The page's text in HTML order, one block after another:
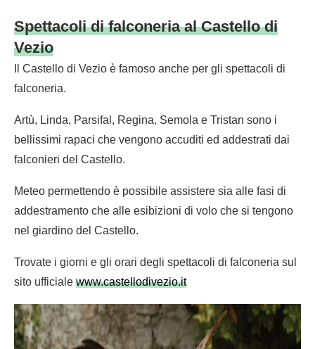
Spettacoli di falconeria al Castello di
Vezio
Il Castello di Vezio è famoso anche per gli spettacoli di
falconeria.
Artù, Linda, Parsifal, Regina, Semola e Tristan sono i
bellissimi rapaci che vengono accuditi ed addestrati dai
falconieri del Castello.
Meteo permettendo è possibile assistere sia alle fasi di
addestramento che alle esibizioni di volo che si tengono
nel giardino del Castello.
Trovate i giorni e gli orari degli spettacoli di falconeria sul
sito ufficiale www.castellodivezio.it